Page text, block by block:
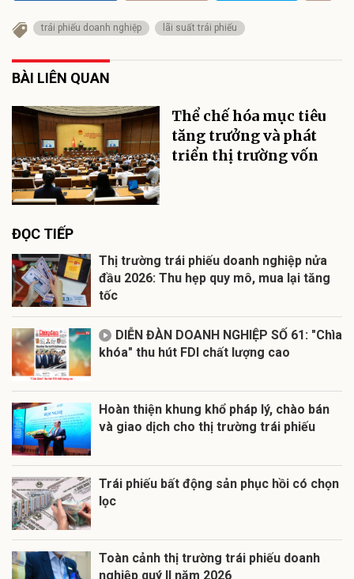
trái phiếu doanh nghiệp lãi suất trái phiếu
BÀI LIÊN QUAN
Thể chế hóa mục tiêu
tăng trưởng và phát
triển thị trường vốn
ĐỌC TIẾP
Thị trường trái phiếu doanh nghiệp nửa
đầu 2026: Thu hẹp quy mô, mua lại tăng
tốc
DIỄN ĐÀN DOANH NGHIỆP SỐ 61: "Chìa
khóa" thu hút FDI chất lượng cao
Hoàn thiện khung khổ pháp lý, chào bán
và giao dịch cho thị trường trái phiếu
Trái phiếu bất động sản phục hồi có chọn
lọc
Toàn cảnh thị trường trái phiếu doanh
nghiệp quý II năm 2026